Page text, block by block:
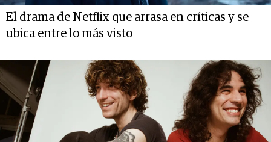
El drama de Netflix que arrasa en críticas y se
ubica entre lo más visto